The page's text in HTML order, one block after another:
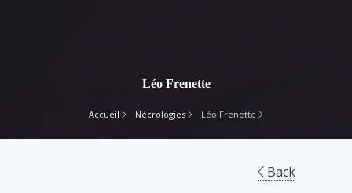
Léo Frenette
Accueil Nécrologies Léo Frenette
Back